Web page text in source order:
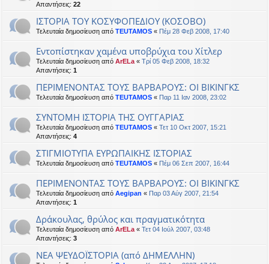
Απαντήσεις: 22
ΙΣΤΟΡΙΑ ΤΟΥ ΚΟΣΥΦΟΠΕΔΙΟΥ (ΚΟΣΟΒΟ)
Τελευταία δημοσίευση από TEUTAMOS « Πέμ 28 Φεβ 2008, 17:40
Εντοπίστηκαν χαμένα υποβρύχια του Χίτλερ
Τελευταία δημοσίευση από ArELa « Τρί 05 Φεβ 2008, 18:32
Απαντήσεις: 1
ΠΕΡΙΜΕΝΟΝΤΑΣ ΤΟΥΣ ΒΑΡΒΑΡΟΥΣ: ΟΙ ΒΙΚΙΝΓΚΣ
Τελευταία δημοσίευση από TEUTAMOS « Παρ 11 Ιαν 2008, 23:02
ΣΥΝΤΟΜΗ ΙΣΤΟΡΙΑ ΤΗΣ ΟΥΓΓΑΡΙΑΣ
Τελευταία δημοσίευση από TEUTAMOS « Τετ 10 Οκτ 2007, 15:21
Απαντήσεις: 4
ΣΤΙΓΜΙΟΤΥΠΑ ΕΥΡΩΠΑΙΚΗΣ ΙΣΤΟΡΙΑΣ
Τελευταία δημοσίευση από TEUTAMOS « Πέμ 06 Σεπ 2007, 16:44
ΠΕΡΙΜΕΝΟΝΤΑΣ ΤΟΥΣ ΒΑΡΒΑΡΟΥΣ: ΟΙ ΒΙΚΙΝΓΚΣ
Τελευταία δημοσίευση από Aegipan « Παρ 03 Αύγ 2007, 21:54
Απαντήσεις: 1
Δράκουλας, θρύλος και πραγματικότητα
Τελευταία δημοσίευση από ArELa « Τετ 04 Ιούλ 2007, 03:48
Απαντήσεις: 3
ΝΕΑ ΨΕΥΔΟΪΣΤΟΡΙΑ (από ΔΗΜΕΛΛΗΝ)